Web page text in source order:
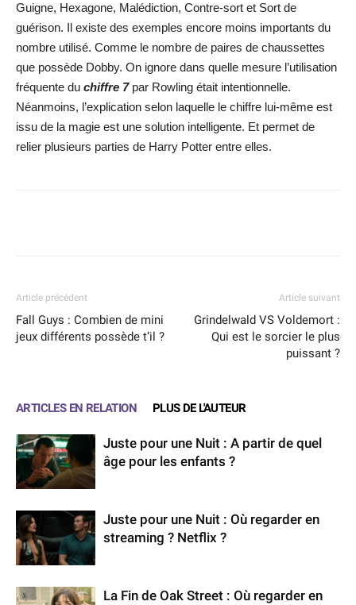
Guigne, Hexagone, Malédiction, Contre-sort et Sort de
guérison. Il existe des exemples encore moins importants du
nombre utilisé. Comme le nombre de paires de chaussettes
que possède Dobby. On ignore dans quelle mesure l’utilisation
fréquente du chiffre 7par Rowling était intentionnelle.
Néanmoins, l’explication selon laquelle le chiffre lui-même est
issu de la magie est une solution intelligente. Et permet de
relier plusieurs parties de Harry Potter entre elles.
Article précédent
Fall Guys : Combien de mini
jeux différents possède t’il ?
Article suivant
Grindelwald VS Voldemort :
Qui est le sorcier le plus
puissant ?
ARTICLES EN RELATION PLUS DE L'AUTEUR
Juste pour une Nuit : A partir de quel
âge pour les enfants ?
Juste pour une Nuit : Où regarder en
streaming ? Netflix ?
La Fin de Oak Street : Où regarder en